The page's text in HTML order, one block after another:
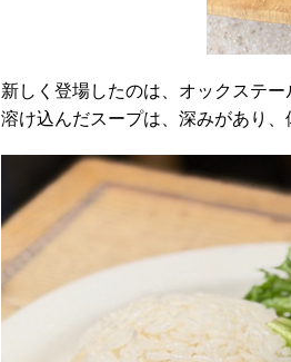
新しく登場したのは、オックステ
溶け込んだスープは、深みがあり